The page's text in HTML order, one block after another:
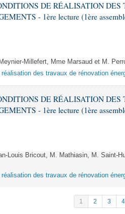
DE RÉALISATION
- 1ère lecture (1ère
Millefert, Mme Marsaud et M.
des travaux de rénovation
DE RÉALISATION
- 1ère lecture (1ère
Louis Bricout, M. Mathiasin, M. Saint-
des travaux de rénovation
1 2 3 4